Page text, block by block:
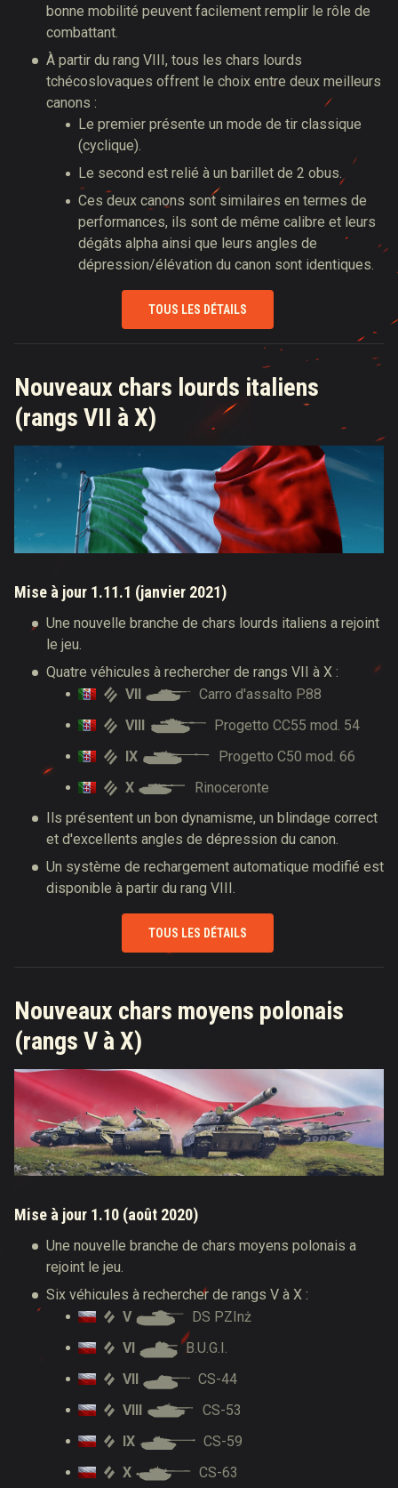
bonne mobilité peuvent facilement remplir le rôle de
combattant.
À partir du rang VIII, tous les chars lourds
tchécoslovaques offrent le choix entre deux meilleurs
canons :
Le premier présente un mode de tir classique
(cyclique).
Le second est relié à un barillet de 2 obus.
Ces deux canons sont similaires en termes de
performances, ils sont de même calibre et leurs
dégâts alpha ainsi que leurs angles de
dépression/élévation du canon sont identiques.
TOUS LES DÉTAILS
Nouveaux chars lourds italiens
(rangs VII à X)
Mise à jour 1.11.1 (janvier 2021)
Une nouvelle branche de chars lourds italiens a rejoint
le jeu.
Quatre véhicules à rechercher de rangs VII à X :
VII
Carro d'assalto P.88
VIII
Progetto CC55 mod. 54
IX
Progetto C50 mod. 66
X
Rinoceronte
Ils présentent un bon dynamisme, un blindage correct
et d'excellents angles de dépression du canon.
Un système de rechargement automatique modifié est
disponible à partir du rang VIII.
TOUS LES DÉTAILS
Nouveaux chars moyens polonais
(rangs V à X)
Mise à jour 1.10 (août 2020)
Une nouvelle branche de chars moyens polonais a
rejoint le jeu.
Six véhicules à rechercher de rangs V à X :
V
DS PZInż
VI
B.U.G.I.
VII
CS-44
VIII
CS-53
IX
CS-59
X
CS-63